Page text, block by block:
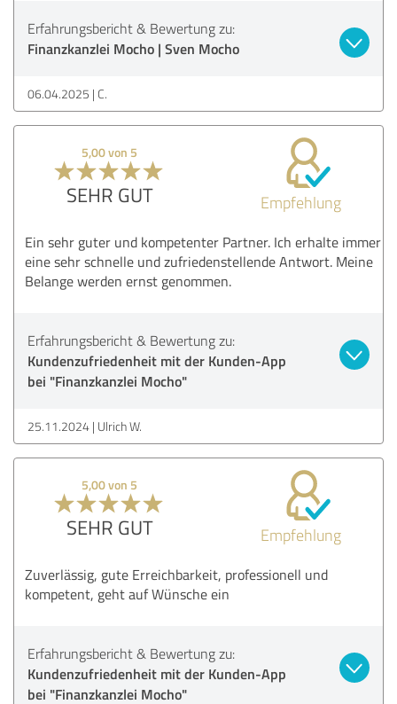
Erfahrungsbericht & Bewertung zu:
Finanzkanzlei Mocho | Sven Mocho
06.04.2025 C.
5,00 von 5
SEHR GUT Empfehlung
Ein sehr guter und kompetenter Partner. Ich erhalte immer
eine sehr schnelle und zufriedenstellende Antwort. Meine
Belange werden ernst genommen.
Erfahrungsbericht & Bewertung zu:
Kundenzufriedenheit mit der Kunden-App
bei "Finanzkanzlei Mocho"
25.11.2024 Ulrich W.
5,00 von 5
SEHR GUT Empfehlung
Zuverlässig, gute Erreichbarkeit, professionell und
kompetent, geht auf Wünsche ein
Erfahrungsbericht & Bewertung zu:
Kundenzufriedenheit mit der Kunden-App
bei "Finanzkanzlei Mocho"